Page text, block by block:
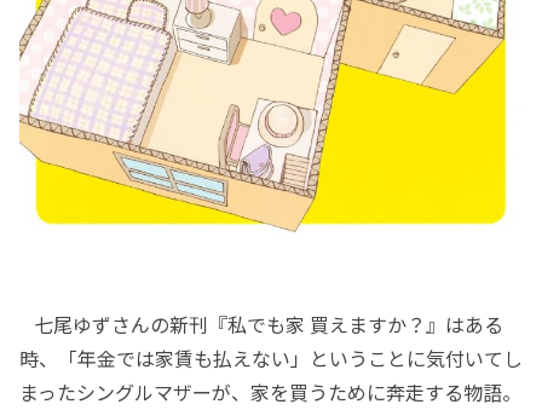
七尾ゆずさんの新刊『私でも家 買えますか？』はある
時、「年金では家賃も払えない」ということに気付いてし
まったシングルマザーが、家を買うために奔走する物語。